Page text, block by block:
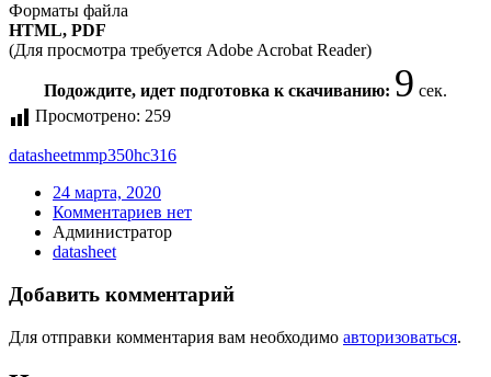
Форматы файла
HTML, PDF
(Для просмотра требуется Adobe Acrobat Reader)
Подождите, идет подготовка к скачиванию: 9 сек.
Просмотрено: 259
datasheetmmp350hc316
24 марта, 2020
Комментариев нет
Администратор
datasheet
Добавить комментарий
Для отправки комментария вам необходимо авторизоваться.